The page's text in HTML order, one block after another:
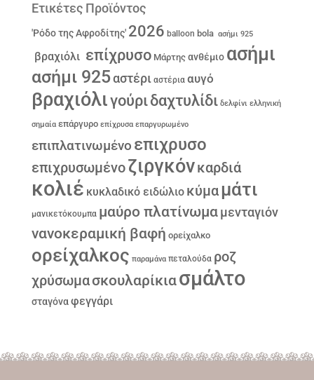
Ετικέτες Προϊόντος
'Ρόδο της Αφροδίτης' 2026 balloon bola ασήμι 925
βραχιόλι επίχρυσο Μάρτης ανθέμιο ασήμι
ασήμι 925αστέρι αστέρια αυγό
βραχιόλιγούριδαχτυλίδι δελφίνι ελληνική
σημαία επάργυρο επίχρυσα επαργυρωμένο
επιπλατινωμένο επιχρυσο
επιχρυσωμένοζιργκόνκαρδιά
κολιέ κυκλαδικό ειδώλιο κύμα μάτι
μανικετόκουμπα μαύρο πλατίνωμα μενταγιόν
νανοκεραμική βαφή ορείχαλκο
ορείχαλκος παραμάνα πεταλούδα ροζ
χρύσωμασκουλαρίκιασμάλτο
σταγόνα φεγγάρι